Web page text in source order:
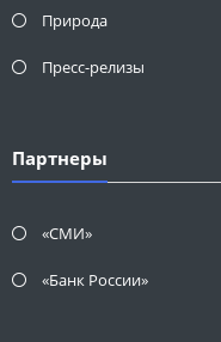
Природа
Пресс-релизы
Партнеры
«СМИ»
«Банк России»